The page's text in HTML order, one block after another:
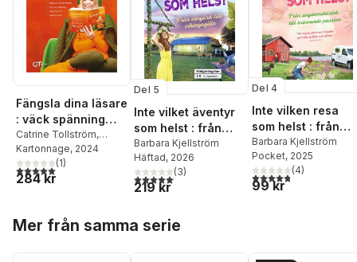
Fängsla dina läsare
: väck spänning
och berör på
djupet
Catrine Tollström,
Camilla Davidsson
Barbara Kjellström
Harald Kjellström
Sannemark ,Helena
Hansen ,Pia Lerigon,
Kartonnage, 2024
5,0utav 5 stjärnor. Totalt antal röster:
(1)
284 kr
Del 5
Inte vilket äventyr
som helst : från
vingård till
vikingagille
Barbara Kjellström
Häftad, 2026
5,0utav 5 stjärnor. Totalt antal röster:
(3)
219 kr
Del 4
Inte vilken resa
som helst : från
ungdomskärlek till
brinnande passion
Barbara Kjellström
Pocket, 2025
4,8utav 5 stjärnor.
(4)
99 kr
Mer från samma serie